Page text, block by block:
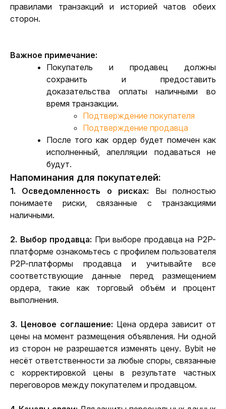
правилами транзакций и историей чатов обеих
сторон.
Важное примечание:
Покупатель и продавец должны
сохранить и предоставить
доказательства оплаты наличными во
время транзакции.
Подтверждение покупателя
Подтверждение продавца
После того как ордер будет помечен как
исполненный, апелляции подаваться не
будут.
Напоминания для покупателей:
1. Осведомленность о рисках: Вы полностью
понимаете риски, связанные с транзакциями
наличными.
2. Выбор продавца: При выборе продавца на P2P-
платформе ознакомьтесь с профилем пользователя
P2P-платформы продавца и учитывайте все
соответствующие данные перед размещением
ордера, такие как торговый объём и процент
выполнения.
3. Ценовое соглашение: Цена ордера зависит от
цены на момент размещения объявления. Ни одной
из сторон не разрешается изменять цену. Bybit не
несёт ответственности за любые споры, связанные
с корректировкой цены в результате частных
переговоров между покупателем и продавцом.